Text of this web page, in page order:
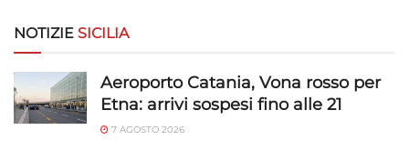
NOTIZIE SICILIA
Aeroporto Catania, Vona rosso per
Etna: arrivi sospesi fino alle 21
7 AGOSTO 2026